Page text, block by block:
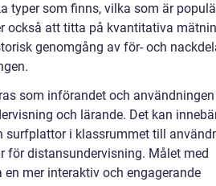
typer som finns, vilka som är
också att titta på kvantitativa
genomgång av för- och
som införandet och
och lärande. Det kan
surfplattor i klassrummet till
distansundervisning. Målet med
mer interaktiv och engagerande